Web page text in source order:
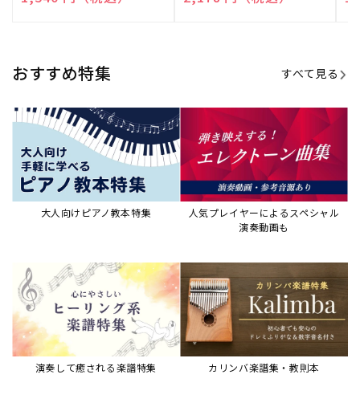
JAZZの楽譜特集
おすすめ記事 すべて見る